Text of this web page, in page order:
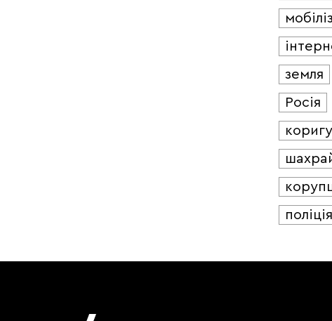
земля
Росія
поліція